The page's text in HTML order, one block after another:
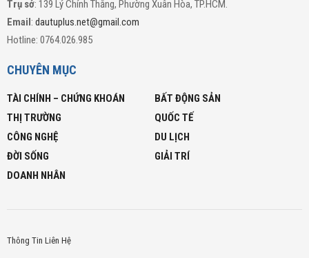
Trụ sở: 139 Lý Chính Thắng, Phường Xuân Hòa, TP.HCM.
Email: dautuplus.net@gmail.com
Hotline: 0764.026.985
CHUYÊN MỤC
TÀI CHÍNH – CHỨNG KHOÁN
BẤT ĐỘNG SẢN
THỊ TRƯỜNG
QUỐC TẾ
CÔNG NGHỆ
DU LỊCH
ĐỜI SỐNG
GIẢI TRÍ
DOANH NHÂN
Thông Tin Liên Hệ